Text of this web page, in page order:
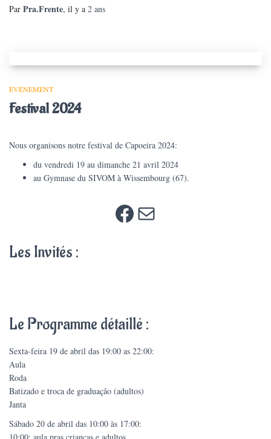
Par Pra.Frente, il y a 2 ans
ÉVÈNEMENT
Festival 2024
Nous organisons notre festival de Capoeira 2024:
du vendredi 19 au dimanche 21 avril 2024
au Gymnase du SIVOM à Wissembourg (67).
Facebook
E-mail
Les Invités :
Le Programme détaillé :
Sexta-feira 19 de abril das 19:00 as 22:00:
Aula
Roda
Batizado e troca de graduação (adultos)
Janta
Sábado 20 de abril das 10:00 às 17:00: